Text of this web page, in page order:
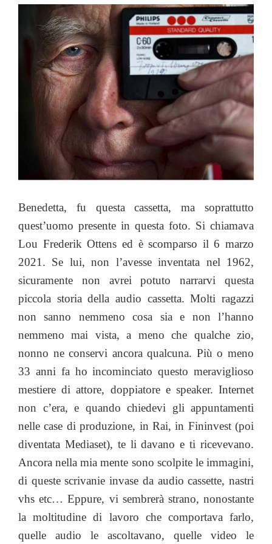
e
b
o
o
k
s
A
p
p
P
re
ss
er
e
dI
n
g
er
er
e
st
ai
l
e
a
d
p
Li
n
k
nt n
di
vi
di
Benedetta, fu questa cassetta, ma soprattutto
quest’uomo presente in questa foto. Si chiamava
Lou Frederik Ottens ed è scomparso il 6 marzo
2021. Se lui, non l’avesse inventata nel 1962,
sicuramente non avrei potuto narrarvi questa
piccola storia della audio cassetta. Molti ragazzi
non sanno nemmeno cosa sia e non l’hanno
nemmeno mai vista, a meno che qualche zio,
nonno ne conservi ancora qualcuna. Più o meno
33 anni fa ho incominciato questo meraviglioso
mestiere di attore, doppiatore e speaker. Internet
non c’era, e quando chiedevi gli appuntamenti
nelle case di produzione, in Rai, in Fininvest (poi
diventata Mediaset), te li davano e ti ricevevano.
Ancora nella mia mente sono scolpite le immagini,
di queste scrivanie invase da audio cassette, nastri
vhs etc… Eppure, vi sembrerà strano, nonostante
la moltitudine di lavoro che comportava farlo,
quelle audio le ascoltavano, quelle video le